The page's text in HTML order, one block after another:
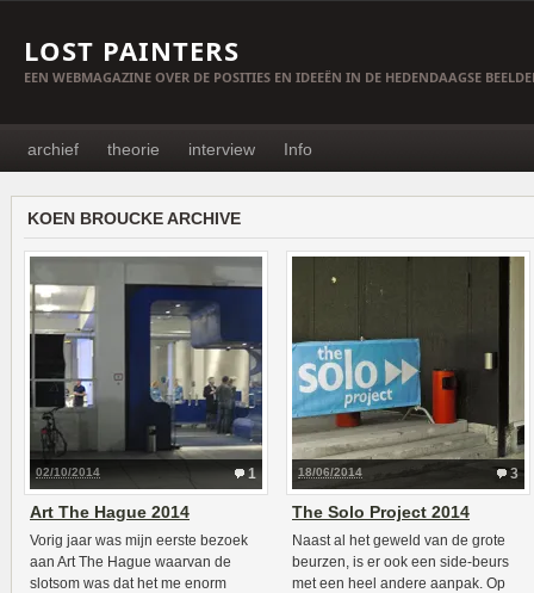
LOST PAINTERS
EEN WEBMAGAZINE OVER DE POSITIES EN IDEEËN IN DE HEDENDAAGSE
archief theorie interview Info
KOEN BROUCKE ARCHIVE
1
02/10/2014
Art The Hague 2014
Vorig jaar was mijn eerste bezoek
aan Art The Hague waarvan de
slotsom was dat het me enorm
3
18/06/2014
The Solo Project 2014
Naast al het geweld van de grote
beurzen, is er ook een side-beurs
met een heel andere aanpak. Op